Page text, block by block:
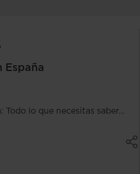
España
Todo lo que necesitas saber…